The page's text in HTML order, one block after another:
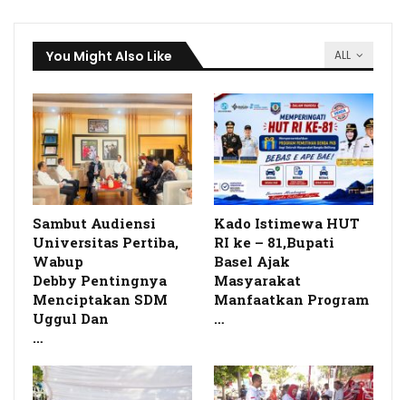
ALL
You Might Also Like
Sambut Audiensi
Universitas Pertiba,
Wabup
Debby Pentingnya
Menciptakan SDM
Uggul Dan
…
Kado Istimewa HUT
RI ke – 81,Bupati
Basel Ajak
Masyarakat
Manfaatkan Program
…